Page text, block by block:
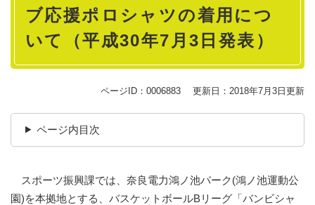
ブ応援ポロシャツの着用につ
いて（平成30年7月3日発表）
ページID：0006883 更新日：2018年7月3日更新
ページ内目次
スポーツ振興課では、奈良電力鴻ノ池パーク(鴻ノ池運動公
園)を本拠地とする、バスケットボールBリーグ「バンビシャ